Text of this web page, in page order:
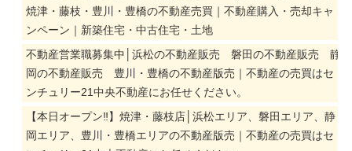
焼津・藤枝・豊川・豊橋の不動産売買｜不動産購入・売却キャ
ンペーン｜新築住宅・中古住宅・土地
不動産営業職募集中│浜松の不動産販売 磐田の不動産販売 静
岡の不動産販売 豊川・豊橋の不動産版売｜不動産の売買はセ
ンチュリー21中央不動産にお任せください。
【本日オープン‼】焼津・藤枝店│浜松エリア、磐田エリア、静
岡エリア、豊川・豊橋エリアの不動産版売｜不動産の売買はセ